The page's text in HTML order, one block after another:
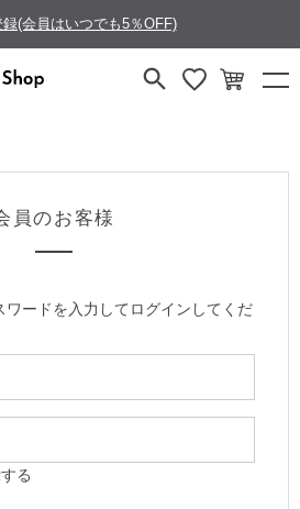
(会員はいつでも5％OFF)
員のお客様
ワードを入力してログインしてくだ
る